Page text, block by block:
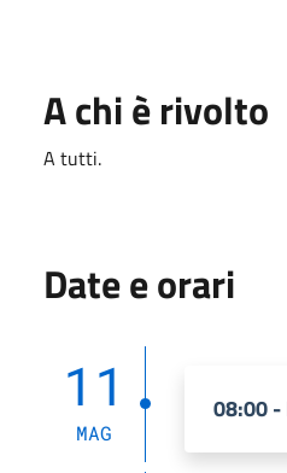
A chi è rivolto
A tutti.
Date e orari
11
MAG
08:00